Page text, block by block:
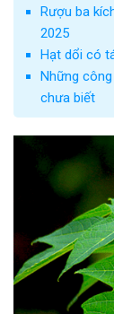
Rượu ba
2025
Hạt dổi có
Những
chưa biết